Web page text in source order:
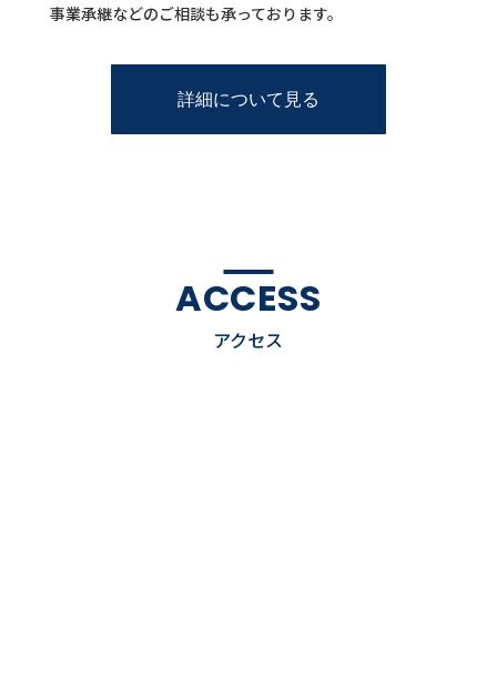
事業承継などのご相談も承っております。
詳細について見る
ACCESS
アクセス